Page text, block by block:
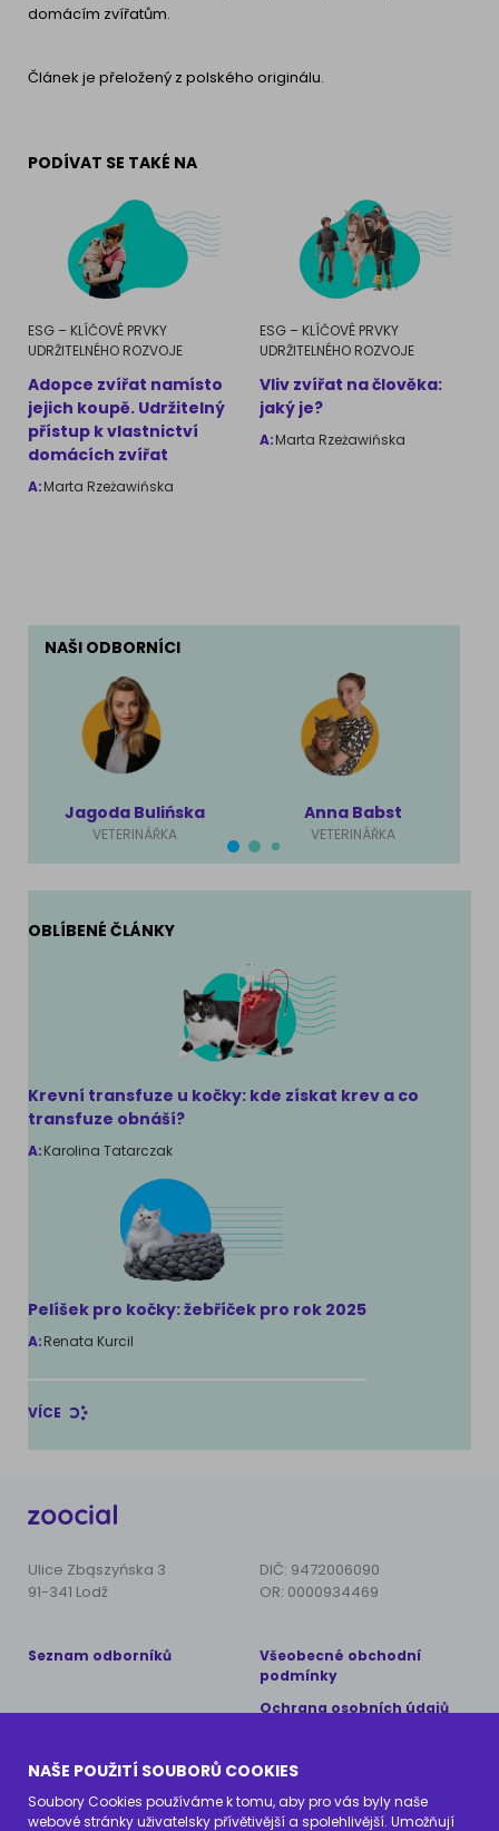
domácím zvířatům.
Článek je přeložený z polského originálu.
PODÍVAT SE TAKÉ NA
ESG – KLÍČOVÉ PRVKY
UDRŽITELNÉHO ROZVOJE
Adopce zvířat namísto
jejich koupě. Udržitelný
přístup k vlastnictví
domácích zvířat
A:Marta Rzeżawińska
ESG – KLÍČOVÉ PRVKY
UDRŽITELNÉHO ROZVOJE
Vliv zvířat na člověka:
jaký je?
A:Marta Rzeżawińska
NAŠI ODBORNÍCI
Jagoda Bulińska
VETERINÁŘKA
Anna Babst
VETERINÁŘKA
OBLÍBENÉ ČLÁNKY
Krevní transfuze u kočky: kde získat krev a co
transfuze obnáší?
A:Karolina Tatarczak
Pelíšek pro kočky: žebříček pro rok 2025
A:Renata Kurcil
VÍCE
Ulice Zbąszyńska 3
91-341 Lodž
DIČ: 9472006090
OR: 0000934469
Seznam odborníků
Všeobecné obchodní
podmínky
Ochrana osobních údajů
Copyright © 2024 AnimalCare
Všechna práva vyhrazena
NAŠE POUŽITÍ SOUBORŮ COOKIES
Soubory Cookies používáme k tomu, aby pro vás byly naše
webové stránky uživatelsky přívětivější a spolehlivější. Umožňují